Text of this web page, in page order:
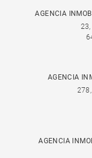
AGENCIA
23,
AGENCIA
AGENCIA